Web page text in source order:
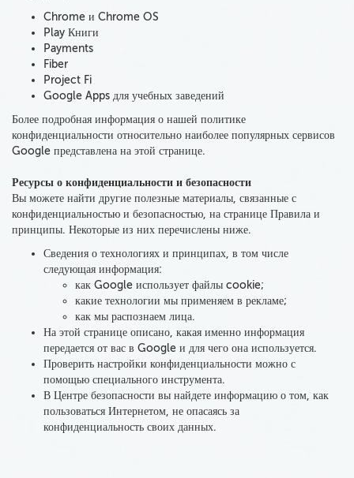
Chrome и Chrome OS
Play Книги
Payments
Fiber
Project Fi
Google Apps для учебных заведений
Более подробная информация о нашей политике
конфиденциальности относительно наиболее популярных сервисов
Google представлена на этой странице.
Ресурсы о конфиденциальности и безопасности
Вы можете найти другие полезные материалы, связанные с
конфиденциальностью и безопасностью, на странице Правила и
принципы. Некоторые из них перечислены ниже.
Сведения о технологиях и принципах, в том числе
следующая информация:
как Google использует файлы cookie;
какие технологии мы применяем в рекламе;
как мы распознаем лица.
На этой странице описано, какая именно информация
передается от вас в Google и для чего она используется.
Проверить настройки конфиденциальности можно с
помощью специального инструмента.
В Центре безопасности вы найдете информацию о том, как
пользоваться Интернетом, не опасаясь за
конфиденциальность своих данных.